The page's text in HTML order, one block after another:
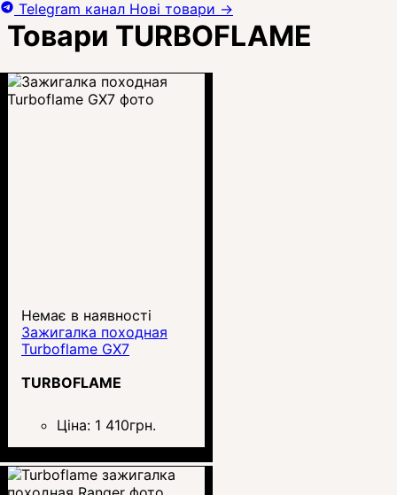
Товари TURBOFLAME
Немає в наявності
Зажигалка походная
Turboflame GX7
TURBOFLAME
Ціна: 1 410грн.
Telegram канал Нові товари →